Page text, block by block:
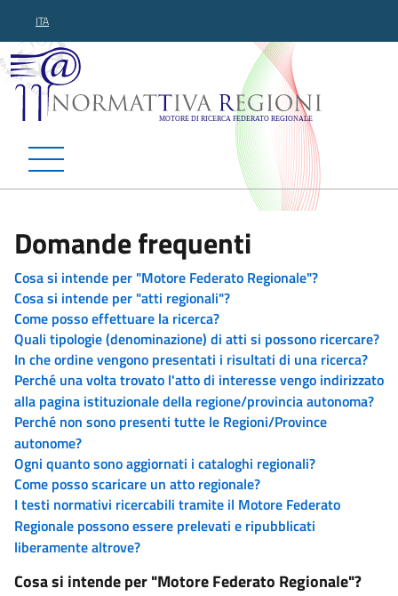
ITA
Normattiva Regioni -
Domande frequenti
Cosa si intende per "Motore Federato Regionale"?
Cosa si intende per "atti regionali"?
Come posso effettuare la ricerca?
Quali tipologie (denominazione) di atti si possono ricercare?
In che ordine vengono presentati i risultati di una ricerca?
Perché una volta trovato l'atto di interesse vengo indirizzato
alla pagina istituzionale della regione/provincia autonoma?
Perché non sono presenti tutte le Regioni/Province
autonome?
Ogni quanto sono aggiornati i cataloghi regionali?
Come posso scaricare un atto regionale?
I testi normativi ricercabili tramite il Motore Federato
Regionale possono essere prelevati e ripubblicati
liberamente altrove?
Cosa si intende per "Motore Federato Regionale"?